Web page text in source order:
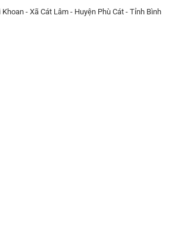
- Xã Cát Lâm - Huyện Phù Cát - Tỉnh Bình